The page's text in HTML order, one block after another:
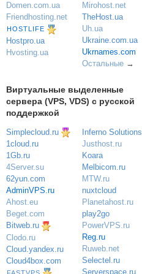
Domen.com.ua
Friendhosting.net
HOSTLIFE
Hostpro.ua
Hvosting.ua
Mirohost.net
TheHost.ua
Uh.ua
Ukraine.com.ua
Ukrnames.com
Остальные→
Виртуальные выделенные
сервера (VPS, VDS) с русской
поддержкой
Simplecloud.ru
1cloud.ru
1Gb.ru
4Server.su
62yun.com
AdminVPS.ru
Ahost.eu
Beget.com
Bitweb.ru
Clodo.ru
Cloud.yandex.ru
Cloud4box.com
Inferno Solutions
Justhost.ru
Koara
Melbicom.ru
MTW.ru
nuxtcloud
Planetahost.ru
play2go
PowerVPS.ru
Reg.ru
Ruweb.net
Selectel.ru
Serverspace.ru